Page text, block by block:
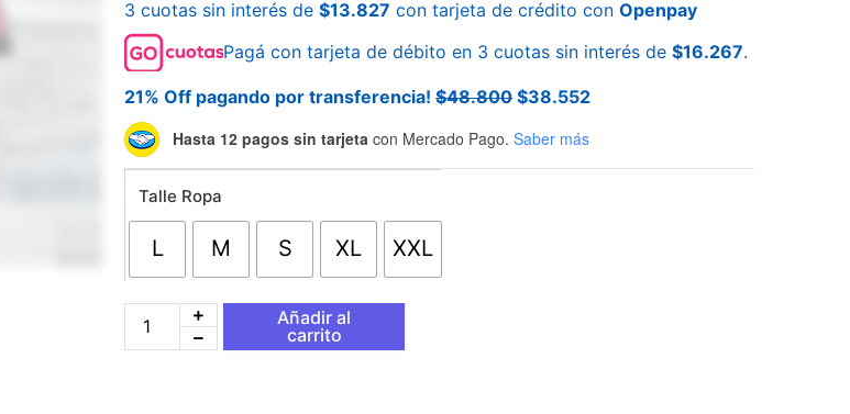
3 cuotas sin interés de$13.827 con tarjeta de crédito conOpenpay
Pagá con tarjeta de débito en 3 cuotas sin interés de$16.267.
21% Off pagando por transferencia!$48.800 $38.552
Hasta 12 pagos sin tarjeta con Mercado Pago. Saber más
Talle Ropa
L M S XL XXL
Short
de
Futbol
Liverpool
Negro
cantidad
Añadir al
carrito